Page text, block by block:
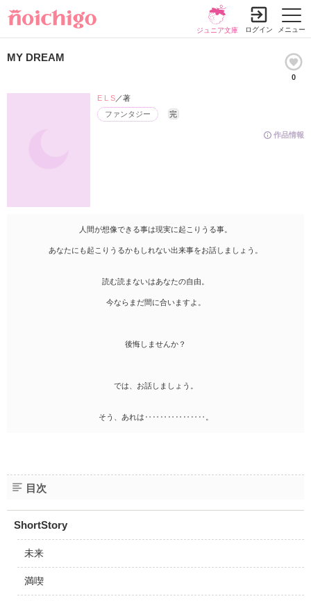
メニュー
ジュニア文庫 ログイン
MY DREAM
0
作品情報
ファンタジー 完
E L S／著
人間が想像できる事は現実に起こりうる事。
あなたにも起こりうるかもしれない出来事をお話しましょう。
読む読まないはあなたの自由。
今ならまだ間に合いますよ。
後悔しませんか？
では、お話しましょう。
そう、あれは‥‥‥‥‥‥‥‥。
目次
ShortStory
未来
満喫